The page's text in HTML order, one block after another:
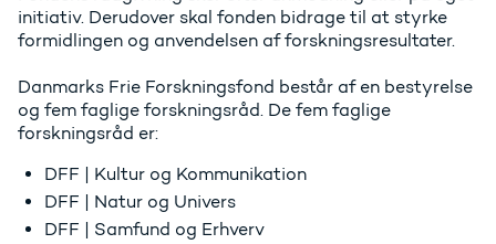
initiativ. Derudover skal fonden bidrage til at styrke
formidlingen og anvendelsen af forskningsresultater.
Danmarks Frie Forskningsfond består af en bestyrelse
og fem faglige forskningsråd. De fem faglige
forskningsråd er:
DFF | Kultur og Kommunikation
DFF | Natur og Univers
DFF | Samfund og Erhverv